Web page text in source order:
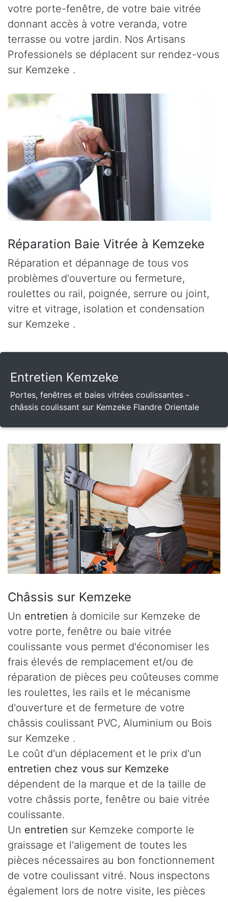
votre porte-fenêtre, de votre baie vitrée
donnant accès à votre veranda, votre
terrasse ou votre jardin. Nos Artisans
Professionels se déplacent sur rendez-vous
sur Kemzeke .
Réparation Baie Vitrée à Kemzeke
Réparation et dépannage de tous vos
problèmes d'ouverture ou fermeture,
roulettes ou rail, poignée, serrure ou joint,
vitre et vitrage, isolation et condensation
sur Kemzeke .
Entretien Kemzeke
Portes, fenêtres et baies vitrées coulissantes -
châssis coulissant sur Kemzeke Flandre Orientale
Châssis sur Kemzeke
Un entretien à domicile sur Kemzeke de
votre porte, fenêtre ou baie vitrée
coulissante vous permet d'économiser les
frais élevés de remplacement et/ou de
réparation de pièces peu coûteuses comme
les roulettes, les rails et le mécanisme
d'ouverture et de fermeture de votre
châssis coulissant PVC, Aluminium ou Bois
sur Kemzeke .
Le coût d'un déplacement et le prix d'un
entretien chez vous sur Kemzeke
dépendent de la marque et de la taille de
votre châssis porte, fenêtre ou baie vitrée
coulissante.
Un entretien sur Kemzeke comporte le
graissage et l'aligement de toutes les
pièces nécessaires au bon fonctionnement
de votre coulissant vitré. Nous inspectons
également lors de notre visite, les pièces